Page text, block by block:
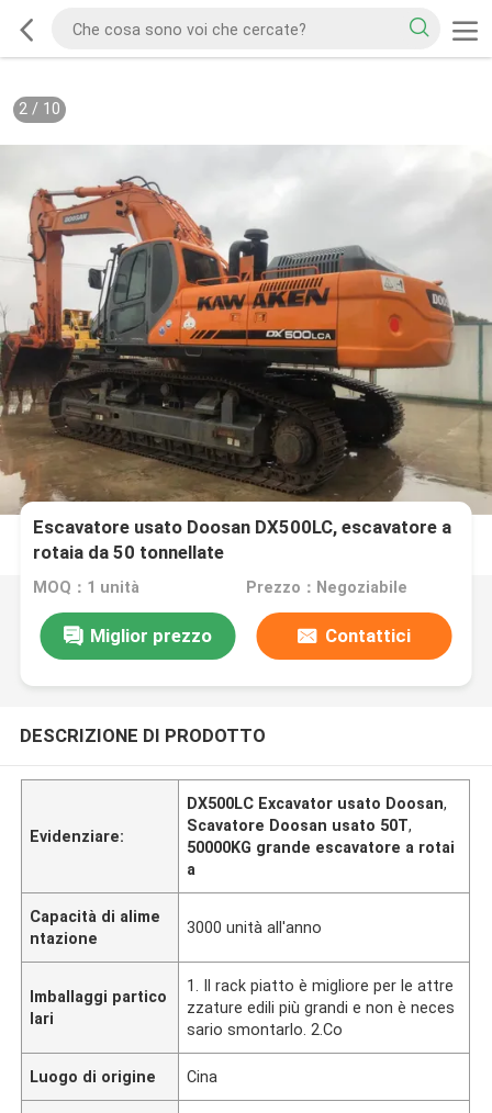
2/ 10
Escavatore usato Doosan DX500LC, escavatore a
rotaia da 50 tonnellate
MOQ：1 unità Prezzo：Negoziabile
Miglior prezzo Contattici
DESCRIZIONE DI PRODOTTO
Evidenziare:
DX500LC Excavator usato Doosan,
Scavatore Doosan usato 50T,
50000KG grande escavatore a rotai
a
Capacità di alime
ntazione
3000 unità all'anno
Imballaggi partico
lari
1. Il rack piatto è migliore per le attre
zzature edili più grandi e non è neces
sario smontarlo. 2.Co
Luogo di origine Cina